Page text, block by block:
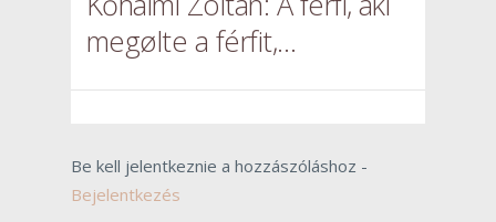
megølte a férfit,…
Be kell jelentkeznie a hozzászóláshoz -
Bejelentkezés